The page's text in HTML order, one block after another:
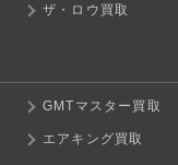
ザ・ロウ買取
GMTマスター買取
エアキング買取